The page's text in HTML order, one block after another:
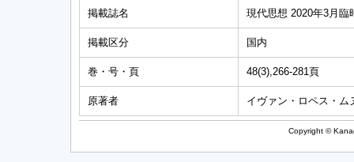
掲載誌名 現代思想 2020年3月
掲載区分 国内
巻・号・頁 48(3),266-281頁
原著者 イヴァン・ロペス・ム
Copyright ©